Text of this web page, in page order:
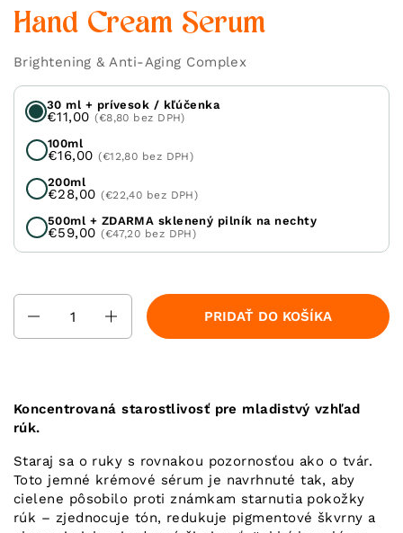
Hand Cream Serum
Brightening & Anti-Aging Complex
30 ml + prívesok / kľúčenka
€11,00(€8,80 bez DPH)
100ml
€16,00(€12,80 bez DPH)
200ml
€28,00(€22,40 bez DPH)
500ml + ZDARMA sklenený pilník na nechty
€59,00(€47,20 bez DPH)
PRIDAŤ DO KOŠÍKA
Koncentrovaná starostlivosť pre mladistvý vzhľad
rúk.
Staraj sa o ruky s rovnakou pozornosťou ako o tvár.
Toto jemné krémové sérum je navrhnuté tak, aby
cielene pôsobilo proti známkam starnutia pokožky
rúk – zjednocuje tón, redukuje pigmentové škvrny a